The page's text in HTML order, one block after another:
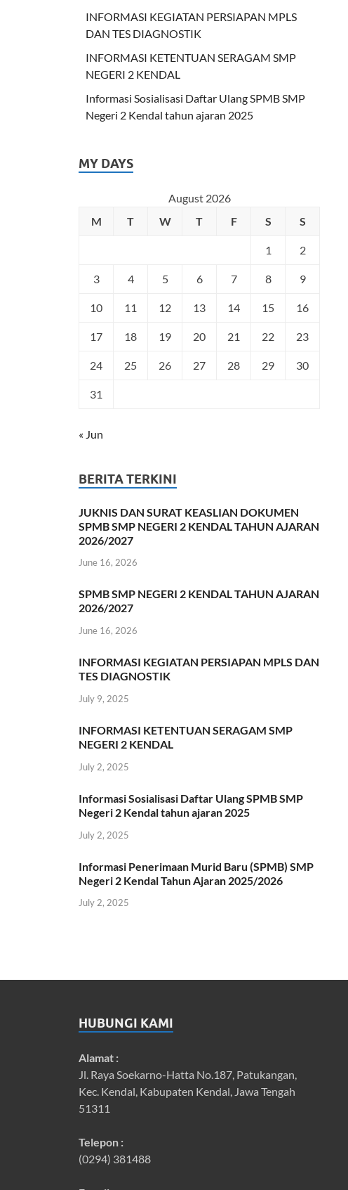
INFORMASI KEGIATAN PERSIAPAN MPLS
DAN TES DIAGNOSTIK
INFORMASI KETENTUAN SERAGAM SMP
NEGERI 2 KENDAL
Informasi Sosialisasi Daftar Ulang SPMB SMP
Negeri 2 Kendal tahun ajaran 2025
MY DAYS
August 2026
M
T W T F S S
1 2
3 4 5 6 7 8 9
10 11 12 13 14 15 16
17 18 19 20 21 22 23
24 25 26 27 28 29 30
31
« Jun
BERITA TERKINI
JUKNIS DAN SURAT KEASLIAN DOKUMEN
SPMB SMP NEGERI 2 KENDAL TAHUN AJARAN
2026/2027
June 16, 2026
SPMB SMP NEGERI 2 KENDAL TAHUN AJARAN
2026/2027
June 16, 2026
INFORMASI KEGIATAN PERSIAPAN MPLS DAN
TES DIAGNOSTIK
July 9, 2025
INFORMASI KETENTUAN SERAGAM SMP
NEGERI 2 KENDAL
July 2, 2025
Informasi Sosialisasi Daftar Ulang SPMB SMP
Negeri 2 Kendal tahun ajaran 2025
July 2, 2025
Informasi Penerimaan Murid Baru (SPMB) SMP
Negeri 2 Kendal Tahun Ajaran 2025/2026
July 2, 2025
HUBUNGI KAMI
Alamat :
Jl. Raya Soekarno-Hatta No.187, Patukangan,
Kec. Kendal, Kabupaten Kendal, Jawa Tengah
51311
Telepon :
(0294) 381488